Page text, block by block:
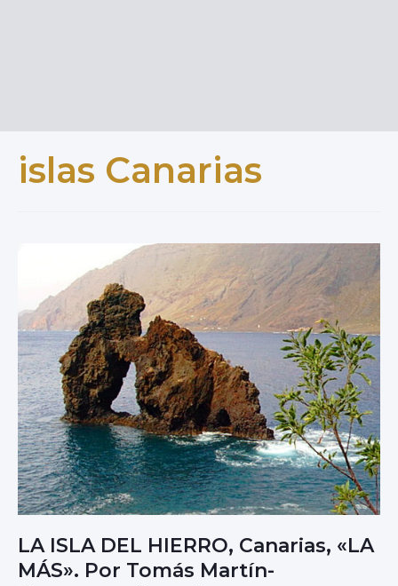
islas Canarias
LA ISLA DEL HIERRO, Canarias, «LA
MÁS». Por Tomás Martín-